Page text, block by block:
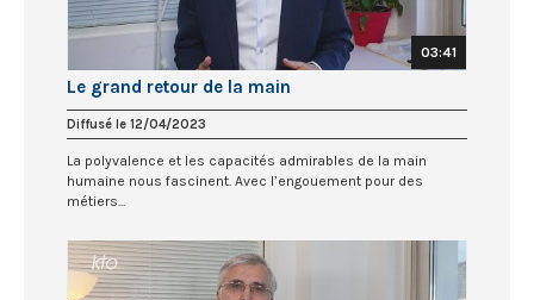
03:41
Le grand retour de la main
Diffusé le 12/04/2023
La polyvalence et les capacités admirables de la main
humaine nous fascinent. Avec l’engouement pour des
métiers...